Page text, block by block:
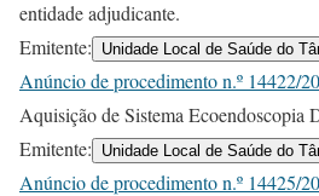
entidade adjudicante.
Emitente:
Unidade Local de Saúde do
Anúncio de procedimento n.º 14422/
Aquisição de Sistema Ecoendoscopia
Emitente:
Unidade Local de Saúde do
Anúncio de procedimento n.º 14425/